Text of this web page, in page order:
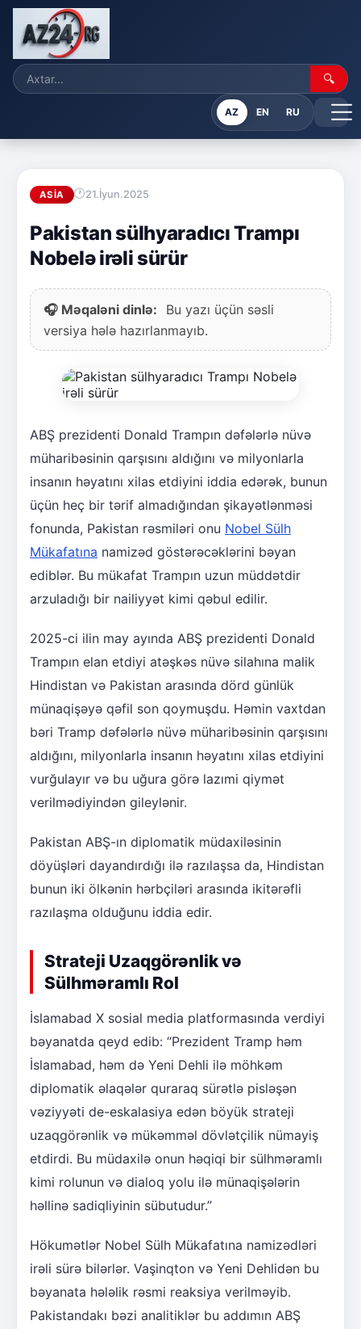
🔍
AZ EN RU
ASIA 21.İyun.2025
Pakistan sülhyaradıcı Trampı
Nobelə irəli sürür
🎧 Məqaləni dinlə:
Bu yazı üçün səsli
versiya hələ hazırlanmayıb.
ABŞ prezidenti Donald Trampın dəfələrlə nüvə
müharibəsinin qarşısını aldığını və milyonlarla
insanın həyatını xilas etdiyini iddia edərək, bunun
üçün heç bir tərif almadığından şikayətlənməsi
fonunda, Pakistan rəsmiləri onu Nobel Sülh
Mükafatına namizəd göstərəcəklərini bəyan
ediblər. Bu mükafat Trampın uzun müddətdir
arzuladığı bir nailiyyət kimi qəbul edilir.
2025-ci ilin may ayında ABŞ prezidenti Donald
Trampın elan etdiyi atəşkəs nüvə silahına malik
Hindistan və Pakistan arasında dörd günlük
münaqişəyə qəfil son qoymuşdu. Həmin vaxtdan
bəri Tramp dəfələrlə nüvə müharibəsinin qarşısını
aldığını, milyonlarla insanın həyatını xilas etdiyini
vurğulayır və bu uğura görə lazımi qiymət
verilmədiyindən gileylənir.
Pakistan ABŞ-ın diplomatik müdaxiləsinin
döyüşləri dayandırdığı ilə razılaşsa da, Hindistan
bunun iki ölkənin hərbçiləri arasında ikitərəfli
razılaşma olduğunu iddia edir.
Strateji Uzaqgörənlik və
Sülhməramlı Rol
İslamabad X sosial media platformasında verdiyi
bəyanatda qeyd edib: “Prezident Tramp həm
İslamabad, həm də Yeni Dehli ilə möhkəm
diplomatik əlaqələr quraraq sürətlə pisləşən
vəziyyəti de-eskalasiya edən böyük strateji
uzaqgörənlik və mükəmməl dövlətçilik nümayiş
etdirdi. Bu müdaxilə onun həqiqi bir sülhməramlı
kimi rolunun və dialoq yolu ilə münaqişələrin
həllinə sadiqliyinin sübutudur.”
Hökumətlər Nobel Sülh Mükafatına namizədləri
irəli sürə bilərlər. Vaşinqton və Yeni Dehlidən bu
bəyanata hələlik rəsmi reaksiya verilməyib.
Pakistandakı bəzi analitiklər bu addımın ABŞ